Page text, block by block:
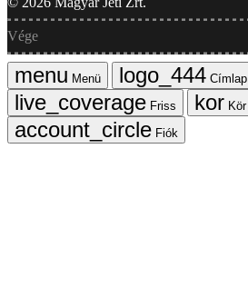
Vége
Menü
Címlap
Friss
Kör
Fiók